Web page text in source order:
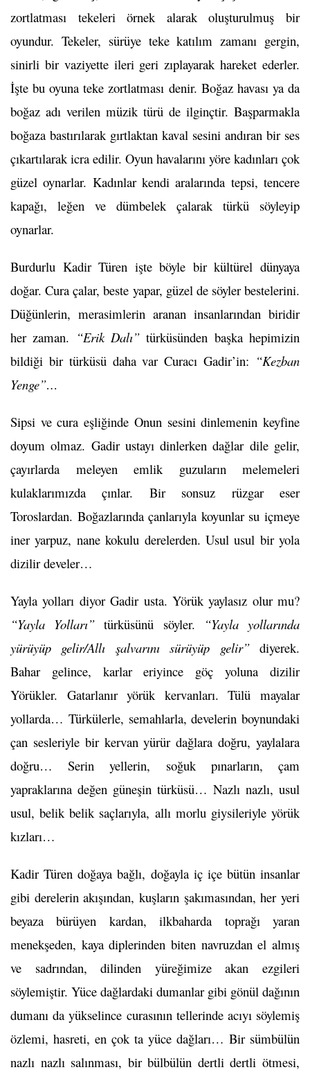
zortlatması tekeleri örnek alarak oluşturulmuş bir
oyundur. Tekeler, sürüye teke katılım zamanı gergin,
sinirli bir vaziyette ileri geri zıplayarak hareket ederler.
İşte bu oyuna teke zortlatması denir. Boğaz havası ya da
boğaz adı verilen müzik türü de ilginçtir. Başparmakla
boğaza bastırılarak gırtlaktan kaval sesini andıran bir ses
çıkartılarak icra edilir. Oyun havalarını yöre kadınları çok
güzel oynarlar. Kadınlar kendi aralarında tepsi, tencere
kapağı, leğen ve dümbelek çalarak türkü söyleyip
oynarlar.
Burdurlu Kadir Türen işte böyle bir kültürel dünyaya
doğar. Cura çalar, beste yapar, güzel de söyler bestelerini.
Düğünlerin, merasimlerin aranan insanlarından biridir
her zaman. “Erik Dalı” türküsünden başka hepimizin
bildiği bir türküsü daha var Curacı Gadir’in: “Kezban
Yenge”…
Sipsi ve cura eşliğinde Onun sesini dinlemenin keyfine
doyum olmaz. Gadir ustayı dinlerken dağlar dile gelir,
çayırlarda meleyen emlik guzuların melemeleri
kulaklarımızda çınlar. Bir sonsuz rüzgar eser
Toroslardan. Boğazlarında çanlarıyla koyunlar su içmeye
iner yarpuz, nane kokulu derelerden. Usul usul bir yola
dizilir develer…
Yayla yolları diyor Gadir usta. Yörük yaylasız olur mu?
“Yayla Yolları” türküsünü söyler.
“Yayla yollarında
yürüyüp gelir/Allı şalvarını sürüyüp gelir” diyerek.
Bahar gelince, karlar eriyince göç yoluna dizilir
Yörükler. Gatarlanır yörük kervanları. Tülü mayalar
yollarda… Türkülerle, semahlarla, develerin boynundaki
çan sesleriyle bir kervan yürür dağlara doğru, yaylalara
doğru… Serin yellerin, soğuk pınarların, çam
yapraklarına değen güneşin türküsü… Nazlı nazlı, usul
usul, belik belik saçlarıyla, allı morlu giysileriyle yörük
kızları…
Kadir Türen doğaya bağlı, doğayla iç içe bütün insanlar
gibi derelerin akışından, kuşların şakımasından, her yeri
beyaza bürüyen kardan, ilkbaharda toprağı yaran
menekşeden, kaya diplerinden biten navruzdan el almış
ve sadrından, dilinden yüreğimize akan ezgileri
söylemiştir. Yüce dağlardaki dumanlar gibi gönül dağının
dumanı da yükselince curasının tellerinde acıyı söylemiş
özlemi, hasreti, en çok ta yüce dağları… Bir sümbülün
nazlı nazlı salınması, bir bülbülün dertli dertli ötmesi,